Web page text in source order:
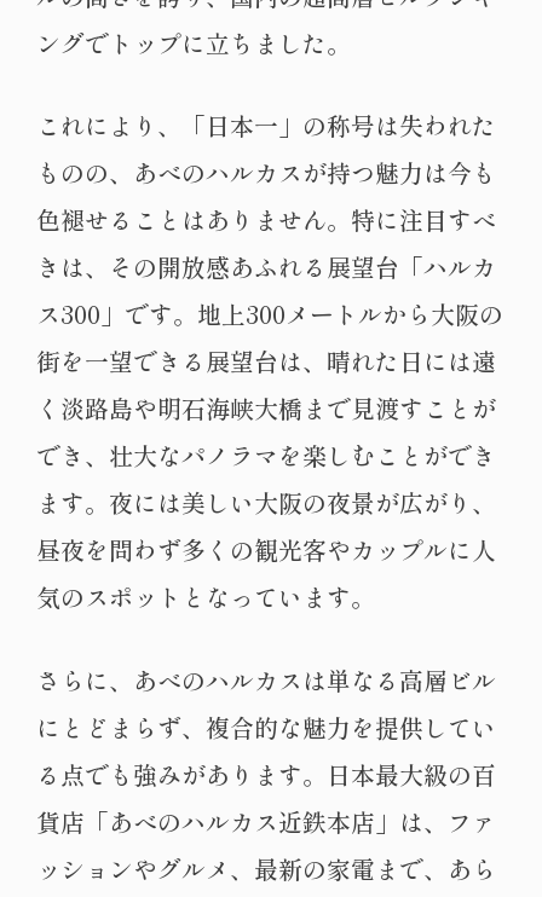
ングでトップに立ちました。
これにより、「日本一」の称号は失われた
ものの、あべのハルカスが持つ魅力は今も
色褪せることはありません。特に注目すべ
きは、その開放感あふれる展望台「ハルカ
ス300」です。地上300メートルから大阪の
街を一望できる展望台は、晴れた日には遠
く淡路島や明石海峡大橋まで見渡すことが
でき、壮大なパノラマを楽しむことができ
ます。夜には美しい大阪の夜景が広がり、
昼夜を問わず多くの観光客やカップルに人
気のスポットとなっています。
さらに、あべのハルカスは単なる高層ビル
にとどまらず、複合的な魅力を提供してい
る点でも強みがあります。日本最大級の百
貨店「あべのハルカス近鉄本店」は、ファ
ッションやグルメ、最新の家電まで、あら